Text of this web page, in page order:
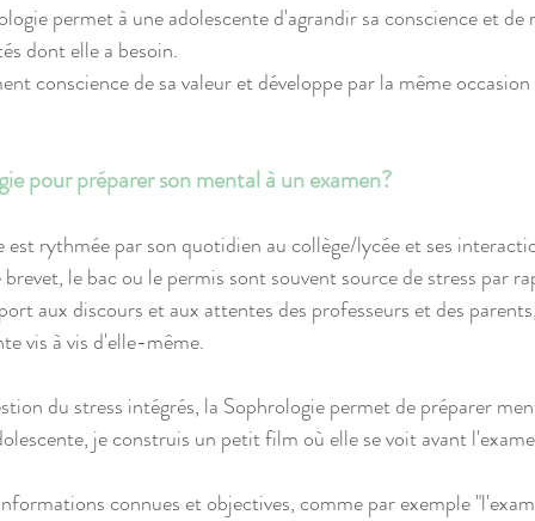
permet à une adolescente d'agrandir sa conscience et
dont elle a besoin.
conscience de sa valeur et développe par la même
pour préparer son mental à un examen?
est rythmée par son quotidien au collège/lycée et ses
le bac ou le permis sont souvent source de stress par
aux discours et aux attentes des professeurs et des
vis à vis d'elle-même.
du stress intégrés, la Sophrologie permet de préparer
je construis un petit film où elle se voit avant
connues et objectives, comme par exemple